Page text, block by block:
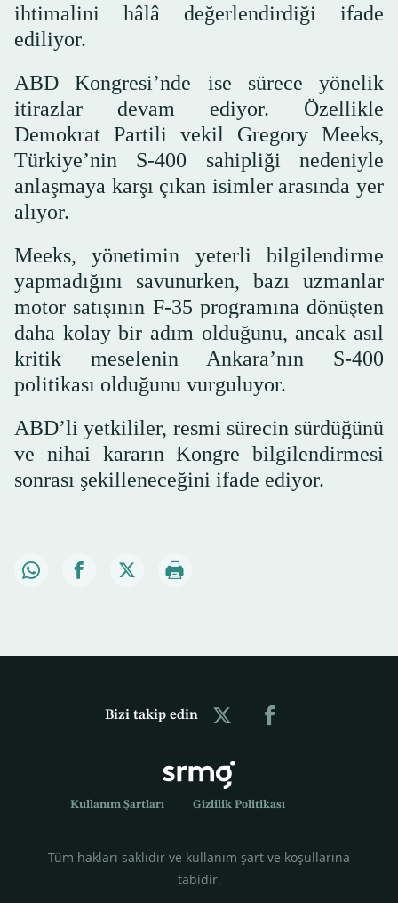
ihtimalini hâlâ değerlendirdiği ifade
ediliyor.
ABD Kongresi’nde ise sürece yönelik
itirazlar devam ediyor. Özellikle
Demokrat Partili vekil Gregory Meeks,
Türkiye’nin S-400 sahipliği nedeniyle
anlaşmaya karşı çıkan isimler arasında yer
alıyor.
Meeks, yönetimin yeterli bilgilendirme
yapmadığını savunurken, bazı uzmanlar
motor satışının F-35 programına dönüşten
daha kolay bir adım olduğunu, ancak asıl
kritik meselenin Ankara’nın S-400
politikası olduğunu vurguluyor.
ABD’li yetkililer, resmi sürecin sürdüğünü
ve nihai kararın Kongre bilgilendirmesi
sonrası şekilleneceğini ifade ediyor.
Bizi takip edin
Kullanım Şartları Gizlilik Politikası
Tüm hakları saklıdır ve kullanım şart ve koşullarına
tabidir.